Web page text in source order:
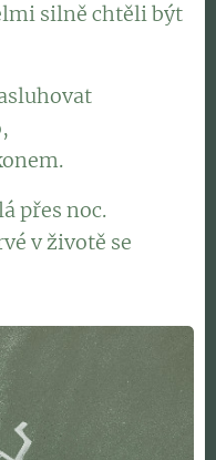
silně chtěli být
přes noc.
v životě se